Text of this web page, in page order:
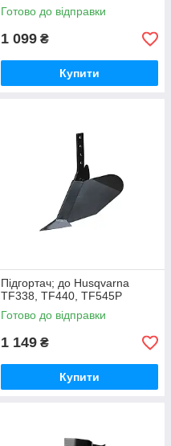
Готово до відправки
1 099 ₴
Купити
Підгортач; до Husqvarna
TF338, TF440, TF545P
Готово до відправки
1 149 ₴
Купити